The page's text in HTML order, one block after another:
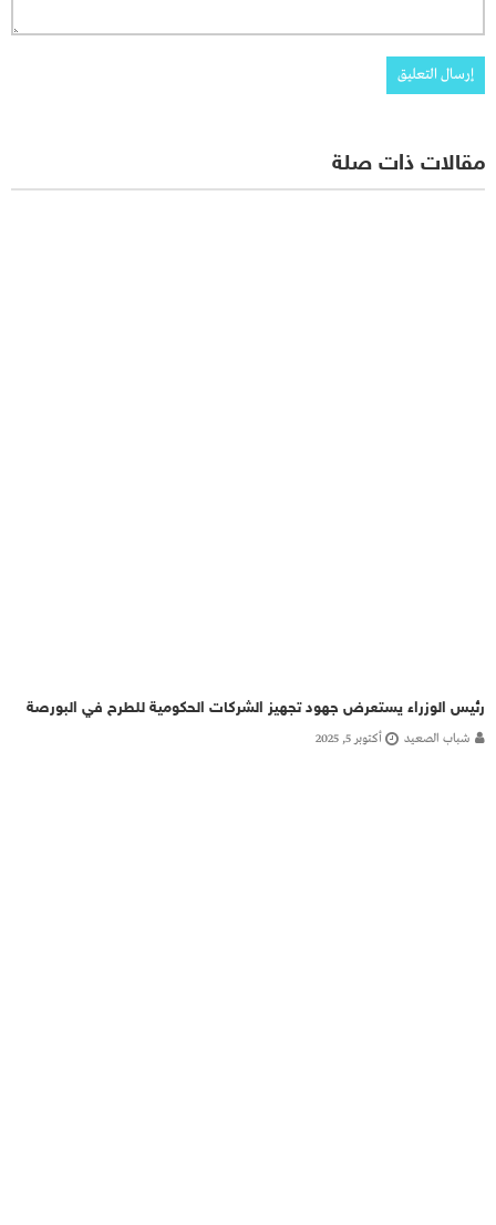
مقالات ذات صلة
رئيس الوزراء يستعرض جهود تجهيز الشركات الحكومية للطرح في البورصة
شباب الصعيد أكتوبر 5, 2025